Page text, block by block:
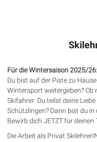
Für die Wintersaison 2025/26:
Du bist auf der Piste zu
Wintersport weitergeben?
Skifahrer: Du teilst deine
Schützlingen? Dann bist du
Bewirb dich JETZTfür deinen
Die Arbeit als Privat